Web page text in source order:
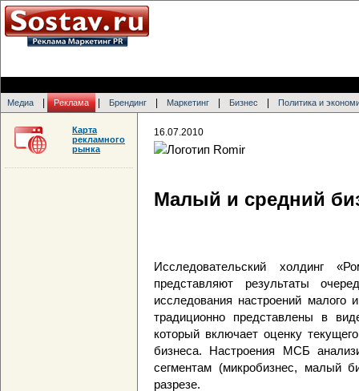
Медиа Реклама Брендинг Маркетинг Бизнес Политика и
16.07.2010
Малый и средний
Исследовательский холдинг
представляют результаты
исследования настроений
традиционно представлены в
который включает оценку
бизнеса. Настроения МСБ
сегментам (микробизнес, малый
разрезе.
Карта
рекламного
рынка